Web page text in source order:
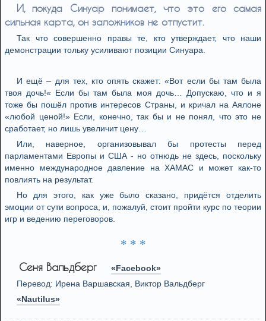
И, покуда Синуар понимает, что это его самая
сильная карта, он заложников не отпустит.
Так что совершенно правы те, кто утверждает, что наши
демонстрации тольку усиливают позиции Синуара.
И ещё – для тех, кто опять скажет: «Вот если бы там была
твоя дочь!« Если бы там была моя дочь… Допускаю, что и я
тоже бы пошёл против интересов Страны, и кричал на Аялоне
«любой ценой!» Если, конечно, так бы и не понял, что это не
сработает, но лишь увеличит цену…
Или, наверное, организовывал бы протесты перед
парламентами Европы и США - но отнюдь не здесь, поскольку
именно международное давление на ХАМАС и может как-то
повлиять на результат.
Но для этого, как уже было сказано, придётся отделить
эмоции от сути вопроса, и, пожалуй, стоит пройти курс по теории
игр и ведению переговоров.
* * *
Сеня Вальдберг
«Facebook»
Перевод: Ирена Варшавская, Виктор Вальдберг
«Nautilus»